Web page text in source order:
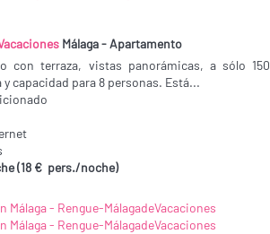
Málaga -Apartamento
con terraza, vistas panorámicas, a sólo 150
y capacidad para 8 personas. Está...
(18 € pers./noche)